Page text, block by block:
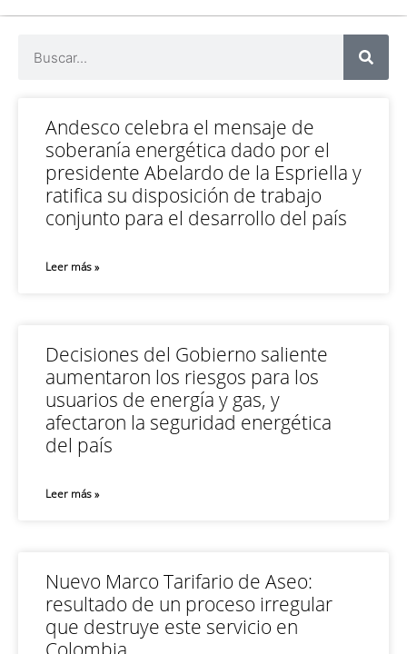
Andesco celebra el mensaje de
soberanía energética dado por el
presidente Abelardo de la Espriella y
ratifica su disposición de trabajo
conjunto para el desarrollo del país
Leer más »
Decisiones del Gobierno saliente
aumentaron los riesgos para los
usuarios de energía y gas, y
afectaron la seguridad energética
del país
Leer más »
Nuevo Marco Tarifario de Aseo:
resultado de un proceso irregular
que destruye este servicio en